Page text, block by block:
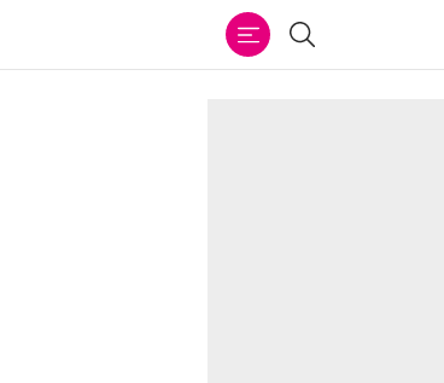
Buscar